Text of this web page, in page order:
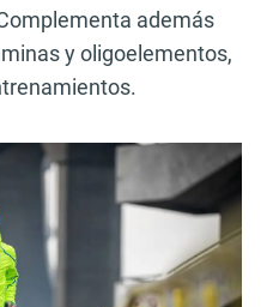
además
y oligoelementos,